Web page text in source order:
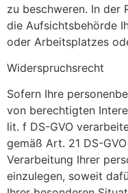
zu beschweren. In der
die Aufsichtsbehörde
oder Arbeitsplatzes
Widerspruchsrecht
Sofern Ihre
von berechtigten
lit. f DS-GVO
gemäß Art. 21 DS-
Verarbeitung Ihrer
einzulegen, soweit